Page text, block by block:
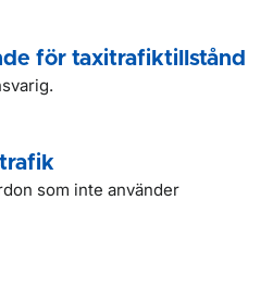
för taxitrafiktillstånd
som inte använder